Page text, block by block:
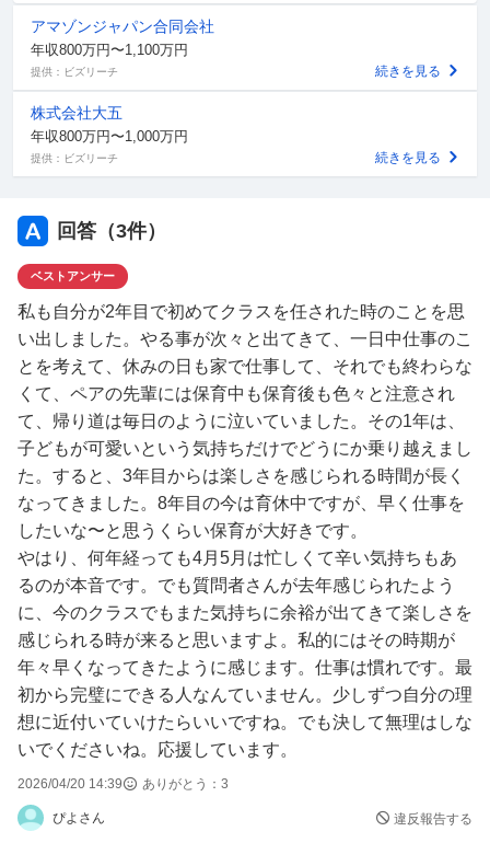
はいますが加配児の担当のため基本わたしが主として考え
なければなりません。
半数は新入園児で園の流れもわからず走ったり部屋から出
てってしまったり朝から泣いていたり先生じゃ嫌だと泣か
れてしまったり毎日てんやわんやです。
そんな中で今日の活動何か考えてる？とか絵本を読むとか
私の部分案のために集団活動を週一で計画するとか、季節
などやることは無限に出てきてパンク状態です。
す。もちろんそういう仕事だと理解して入りました。想像
が甘かったとしか言いようがありません。
日中は子どもの発達や怪我、命を最優先に考えることが重
視せねばなりません。
怪我をさせてしまったときはさまざまな配慮や気遣いを持
って対応していかねばならず、いつもの調子で使った言葉
が保育業界では誤解を生みかねない言葉であるとか自主性
を大切にしなければならないためこの言葉は強制のように
聞こえるなど保育士ならではの気遣いがあります。
それを教えていただくことはなく間違えてから「〇〇だっ
たよね？」とご指摘を受けます。
日々出勤したくないと朝から泣いていたり憂鬱な気持ちな
ことが増えています。
先日は今年初めて有休をいただき2日お休みをいただいて
しまいました。
こんなことで休んでしまった自分にも悔しい気持ちがあり
ます。
私は子どもが好きでかわいいと思っています。
その気持ちで保育士になりました。
しかし、はっきりとした指示やお話を教えていただけない
アマゾンジャパン合同会社
年収800万円〜1,100万円
提供：ビズリーチ 続きを見る
株式会社大五
年収800万円〜1,000万円
提供：ビズリーチ 続きを見る
回答（3件）
ベストアンサー
私も自分が2年目で初めてクラスを任された時のことを思
い出しました。やる事が次々と出てきて、一日中仕事のこ
とを考えて、休みの日も家で仕事して、それでも終わらな
くて、ペアの先輩には保育中も保育後も色々と注意され
て、帰り道は毎日のように泣いていました。その1年は、
子どもが可愛いという気持ちだけでどうにか乗り越えまし
た。すると、3年目からは楽しさを感じられる時間が長く
なってきました。8年目の今は育休中ですが、早く仕事を
したいな〜と思うくらい保育が大好きです。
やはり、何年経っても4月5月は忙しくて辛い気持ちもあ
るのが本音です。でも質問者さんが去年感じられたよう
に、今のクラスでもまた気持ちに余裕が出てきて楽しさを
感じられる時が来ると思いますよ。私的にはその時期が
年々早くなってきたように感じます。仕事は慣れです。最
初から完璧にできる人なんていません。少しずつ自分の理
想に近付いていけたらいいですね。でも決して無理はしな
いでくださいね。応援しています。
2026/04/20 14:39 ありがとう： 3
ぴよさん 違反報告する